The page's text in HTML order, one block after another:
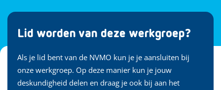
Lid worden van deze werkgroep?
Als je lid bent van de NVMO kun je je aansluiten bij
onze werkgroep. Op deze manier kun je jouw
deskundigheid delen en draag je ook bij aan het